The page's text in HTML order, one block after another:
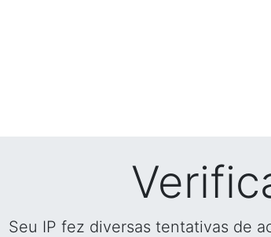
Seu IP fez diversas tentativas de